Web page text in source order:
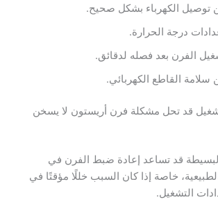
توصيل الكهرباء بشكل صحيح.
درجة الحرارة.
الفرن بعد فصله لدقائق.
سلامة القاطع الكهربائي.
قد تحل مشكلة فرن أريستون لا يسخن
قد تساعد إعادة ضبط الفرن في
خاصة إذا كان السبب خللًا مؤقتًا في
التشغيل.